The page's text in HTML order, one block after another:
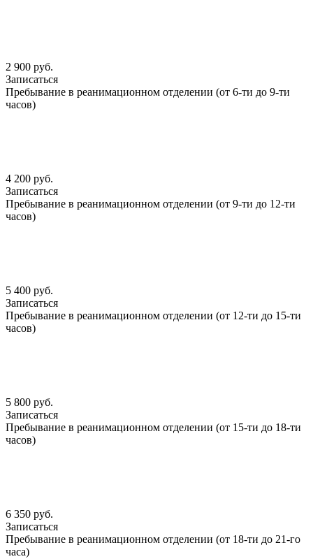
2 900 руб.
Записаться
Пребывание в реанимационном отделении (от 6-ти до 9-ти
часов)
4 200 руб.
Записаться
Пребывание в реанимационном отделении (от 9-ти до 12-ти
часов)
5 400 руб.
Записаться
Пребывание в реанимационном отделении (от 12-ти до 15-ти
часов)
5 800 руб.
Записаться
Пребывание в реанимационном отделении (от 15-ти до 18-ти
часов)
6 350 руб.
Записаться
Пребывание в реанимационном отделении (от 18-ти до 21-го
часа)